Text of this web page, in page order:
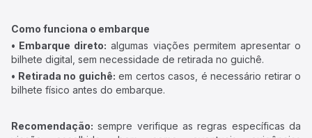
Como funciona o embarque
• Embarque direto: algumas viações permitem apresentar o
bilhete digital, sem necessidade de retirada no guichê.
• Retirada no guichê: em certos casos, é necessário retirar o
bilhete físico antes do embarque.
Recomendação: sempre verifique as regras específicas da